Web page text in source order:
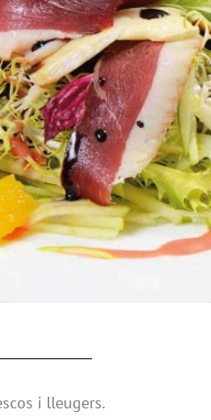
i lleugers.